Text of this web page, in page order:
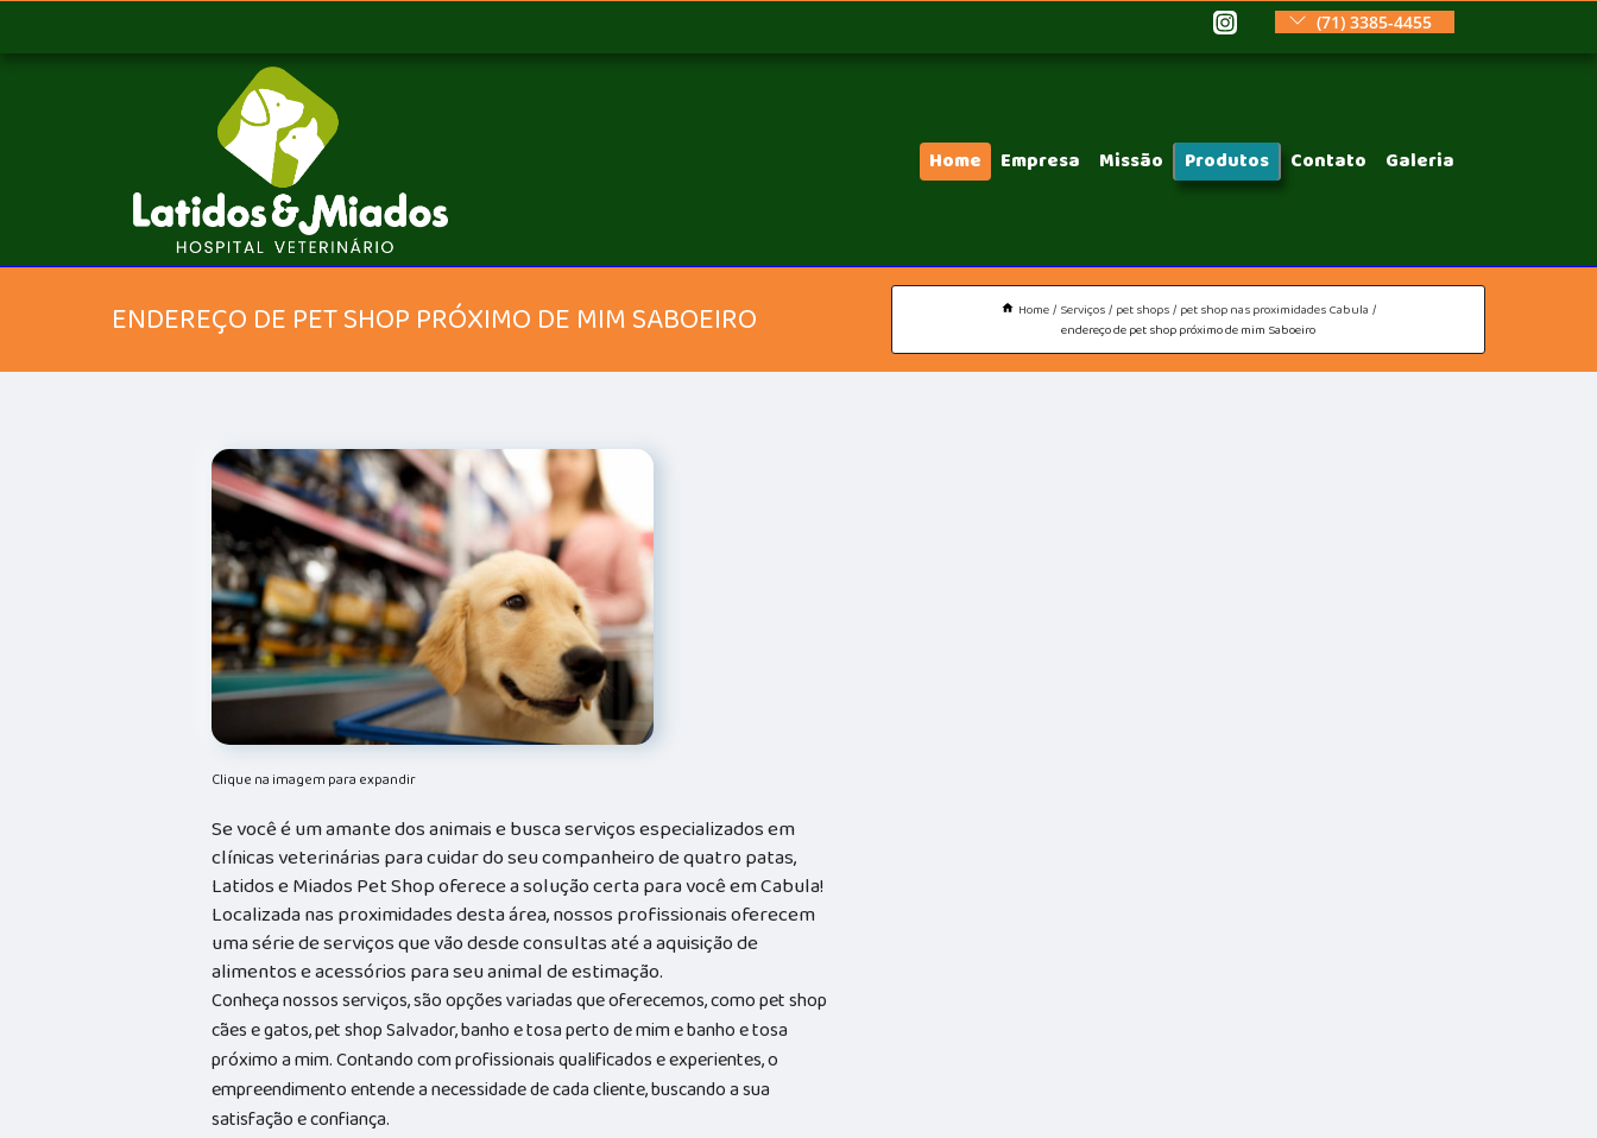
(71) 3385-4455
Home Empresa Missão Produtos Contato Galeria
ENDEREÇO DE PET SHOP PRÓXIMO DE MIM SABOEIRO Home Serviços pet shops pet shop nas proximidades Cabula
endereço de pet shop próximo de mim Saboeiro
Clique na imagem para expandir
Se você é um amante dos animais e busca serviços especializados em
clínicas veterinárias para cuidar do seu companheiro de quatro patas,
Latidos e Miados Pet Shop oferece a solução certa para você em Cabula!
Localizada nas proximidades desta área, nossos profissionais oferecem
uma série de serviços que vão desde consultas até a aquisição de
alimentos e acessórios para seu animal de estimação.
Conheça nossos serviços, são opções variadas que oferecemos, como pet shop
cães e gatos, pet shop Salvador, banho e tosa perto de mim e banho e tosa
próximo a mim. Contando com profissionais qualificados e experientes, o
empreendimento entende a necessidade de cada cliente, buscando a sua
satisfação e confiança.